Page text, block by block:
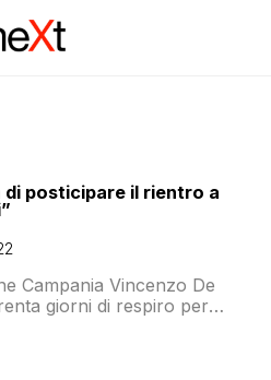
di posticipare il rientro a
Campania Vincenzo De
giorni di respiro per
possibile per la